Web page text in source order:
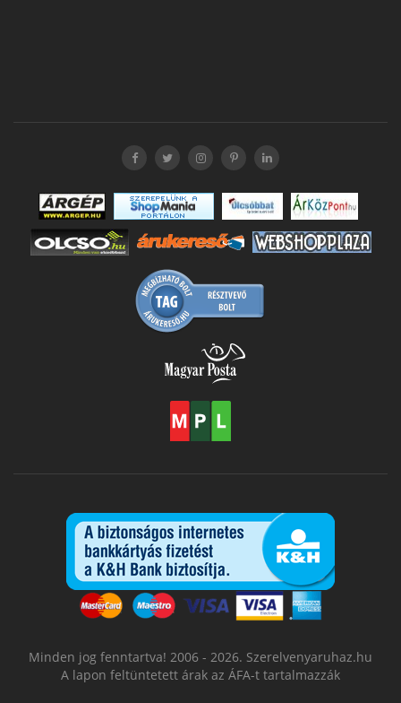
Minden jog fenntartva! 2006 - 2026. Szerelvenyaruhaz.hu
A lapon feltüntetett árak az ÁFA-t tartalmazzák